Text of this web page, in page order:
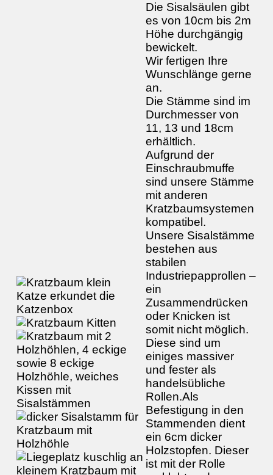
Die Sisalsäulen gibt
es von 10cm bis 2m
Höhe durchgängig
bewickelt.
Wir fertigen Ihre
Wunschlänge gerne
an.
Die Stämme sind im
Durchmesser von
11, 13 und 18cm
erhältlich.
Aufgrund der
Einschraubmuffe
sind unsere Stämme
mit anderen
Kratzbaumsystemen
kompatibel.
Unsere Sisalstämme
bestehen aus
stabilen
Industriepapprollen –
ein
Zusammendrücken
oder Knicken ist
somit nicht möglich.
Diese sind um
einiges massiver
und fester als
handelsübliche
Rollen.Als
Befestigung in den
Stammenden dient
ein 6cm dicker
Holzstopfen. Dieser
ist mit der Rolle